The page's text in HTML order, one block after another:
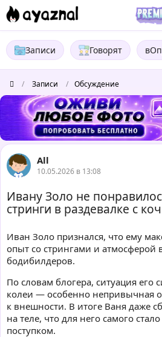
Записи Говорят
/ Записи / Обсуждение
All
10.05.2026 в 13:08
Ивану Золо не
стринги в раздевалке с
Иван Золо признался, что ему
опыт со стрингами и атмосферой
бодибилдеров.
По словам блогера, ситуация его
колеи — особенно непривычная
к внешности. В итоге Ваня даже
на теле, что для него самого
поступком.